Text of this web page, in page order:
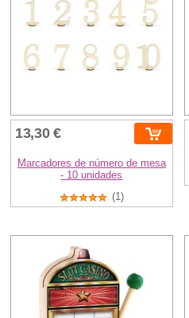
13,30 €
Marcadores de número de mesa
- 10 unidades
(1)